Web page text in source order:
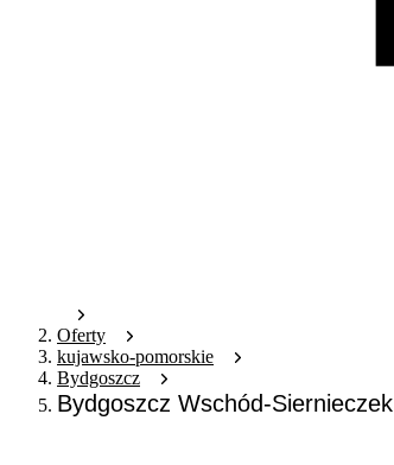
Oferty
kujawsko-pomorskie
Bydgoszcz
Bydgoszcz Wschód-Siernieczek